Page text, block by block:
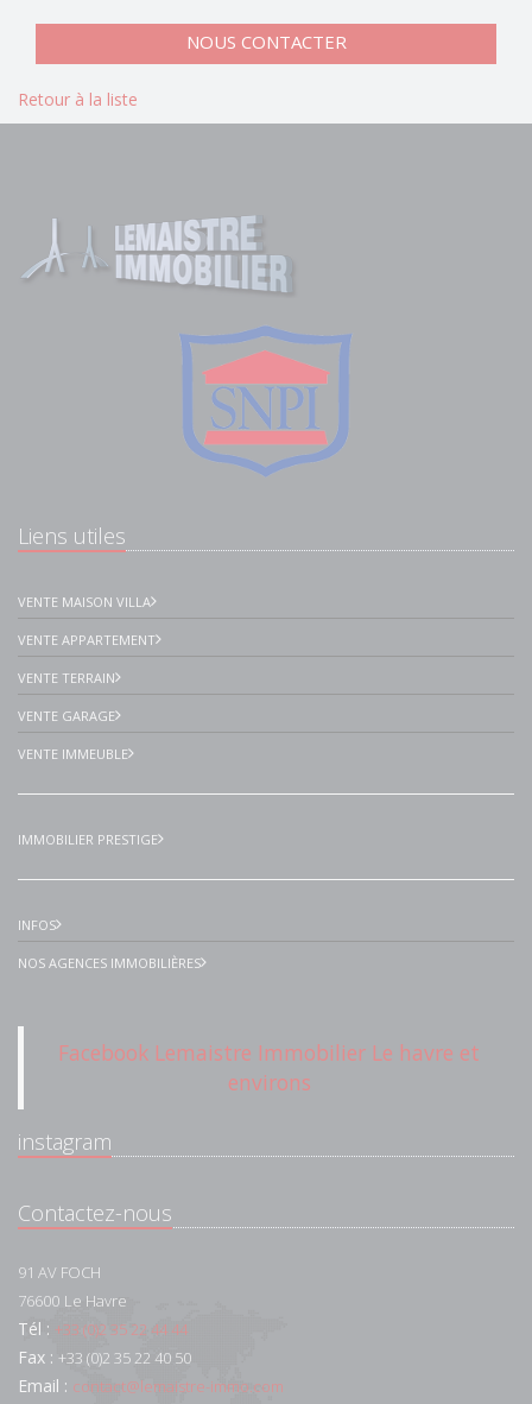
NOUS CONTACTER
Retour à la liste
Liens utiles
VENTE MAISON VILLA
VENTE APPARTEMENT
VENTE TERRAIN
VENTE GARAGE
VENTE IMMEUBLE
IMMOBILIER PRESTIGE
INFOS
NOS AGENCES IMMOBILIÈRES
Facebook Lemaistre Immobilier Le havre et
environs
instagram
Contactez-nous
91 AV FOCH
76600 Le Havre
Tél : +33 (0)2 35 22 44 44
Fax : +33 (0)2 35 22 40 50
Email : contact@lemaistre-immo.com